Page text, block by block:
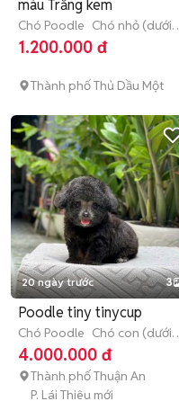
màu Trắng kem
Chó Poodle Chó nhỏ (dưới 1
năm tuổi)
1.200.000 đ
Thành phố Thủ Dầu Một
20 ngày trước 3
Poodle tiny tinycup
Chó Poodle Chó con (dưới 3
tháng tuổi)
4.000.000 đ
Thành phố Thuận An
P. Lái Thiêu mới